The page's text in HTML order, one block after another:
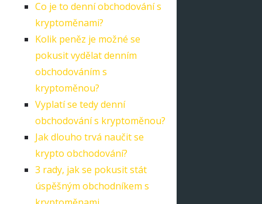
Co je to denní obchodování s
kryptoměnami?
Kolik peněz je možné se
pokusit vydělat denním
obchodováním s
kryptoměnou?
Vyplatí se tedy denní
obchodování s kryptoměnou?
Jak dlouho trvá naučit se
krypto obchodování?
3 rady, jak se pokusit stát
úspěšným obchodníkem s